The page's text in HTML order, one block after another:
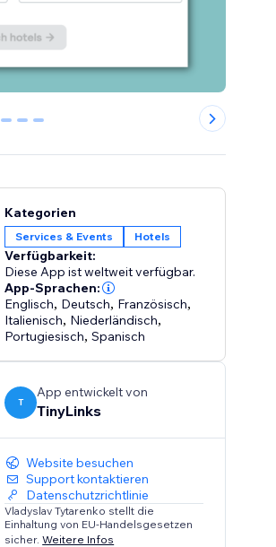
1 2 3
Kategorien
Services & Events Hotels
Verfügbarkeit:
Diese App ist weltweit verfügbar.
App-Sprachen:
Englisch, Deutsch, Französisch,
Italienisch, Niederländisch,
Portugiesisch,Spanisch
T
App entwickelt von
TinyLinks
Website besuchen
Support kontaktieren
Datenschutzrichtlinie
Vladyslav Tytarenko stellt die
Einhaltung von EU-Handelsgesetzen
sicher.Weitere Infos